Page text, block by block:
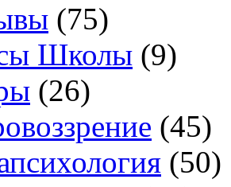
(75)
Школы (9)
(26)
(45)
(50)